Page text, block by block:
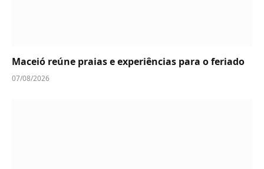
Maceió reúne praias e experiências para o feriado
07/08/2026